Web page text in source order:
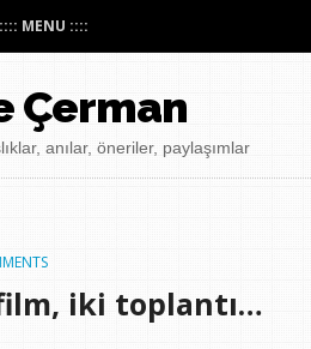
:::: MENU ::::
Çerman
anılar, öneriler, paylaşımlar
iki toplantı…